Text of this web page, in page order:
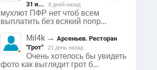
31 и...
6 дней назад
мухлют ПФР нет чтоб всем
выплатить без всякий попр...
Mil4k →Арсеньев. Ресторан
"Грот"
21 день назад
Очень хотелось бы увидеть
фото как выглядит грот б...